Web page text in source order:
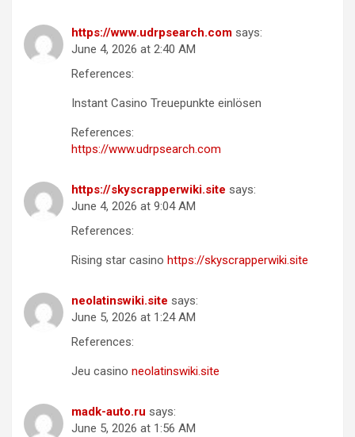
https://www.udrpsearch.com says:
June 4, 2026 at 2:40 AM
References:
Instant Casino Treuepunkte einlösen
References:
https://www.udrpsearch.com
https://skyscrapperwiki.site says:
June 4, 2026 at 9:04 AM
References:
Rising star casino https://skyscrapperwiki.site
neolatinswiki.site says:
June 5, 2026 at 1:24 AM
References:
Jeu casino neolatinswiki.site
madk-auto.ru says:
June 5, 2026 at 1:56 AM